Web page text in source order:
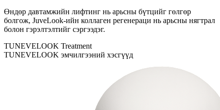
Өндөр давтамжийн лифтинг нь арьсны бүтцийг гөлгөр
болгож, JuveLook-ийн коллаген регенераци нь арьсны нягтрал
болон гэрэлтэлтийг сэргээдэг.
TUNEVELOOK Treatment
TUNEVELOOK эмчилгээний хэсгүүд